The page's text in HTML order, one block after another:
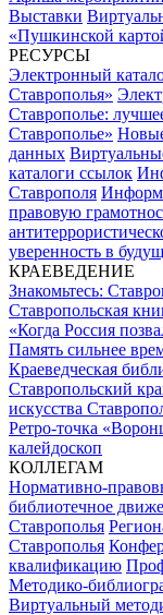
Выставки
«Пушкинской
РЕСУРСЫ
Электронный
Ставрополья»
Ставрополье:
Ставрополье»
данных
каталоги ссылок
Ставрополя
правовую
уверенность в
КРАЕВЕДЕНИЕ
Знакомьтесь:
Ставропольская
«Когда Россия
Память сильнее
Краеведческая
Ставропольский
искусства
Ретро-точка
калейдоскоп
КОЛЛЕГАМ
Нормативно-
библиотечное
Ставрополья
Ставрополья
квалификацию
Методико-
Виртуальный